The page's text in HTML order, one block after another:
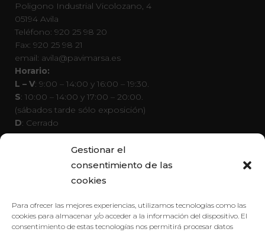
Gestionar el
consentimiento de las
cookies
Para ofrecer las mejores experiencias, utilizamos tecnologías como las
cookies para almacenar y/o acceder a la información del dispositivo. El
consentimiento de estas tecnologías nos permitirá procesar datos
Poligono Industrial Vicolozano, 4
05194 Avila
Teléfono: 920 25 98 20
Fax: 920 25 98 21
email: avila@pavimarsa.es
Horario:
L – V: 9:00 – 14:00 y 16:00 – 19:30.
S: 10:00 – 14:00 y 17:00 – 20:00.
(sábados tarde sólo exposición)
D: Cerrado
Visita virtual
Azulejos en Madrid